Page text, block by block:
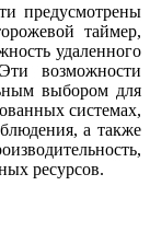
предусмотрены
таймер,
удаленного
возможности
выбором для
системах,
а также
ресурсов.